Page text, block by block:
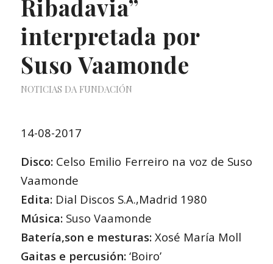
Ribadavia”
interpretada por
Suso Vaamonde
NOTICIAS DA FUNDACIÓN
14-08-2017
Disco: Celso Emilio Ferreiro na voz de Suso
Vaamonde
Edita:Dial Discos S.A.,Madrid 1980
Música: Suso Vaamonde
Batería,son e mesturas:Xosé María Moll
Gaitas e percusión:‘Boiro’